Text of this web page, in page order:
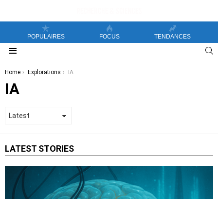
POPULAIRES FOCUS TENDANCES
You are here:
Home Explorations IA
IA
LATEST STORIES